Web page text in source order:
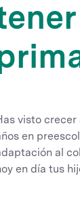
visto
en
al
en día tus